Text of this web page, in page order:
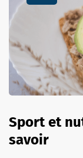
Sport et
savoir